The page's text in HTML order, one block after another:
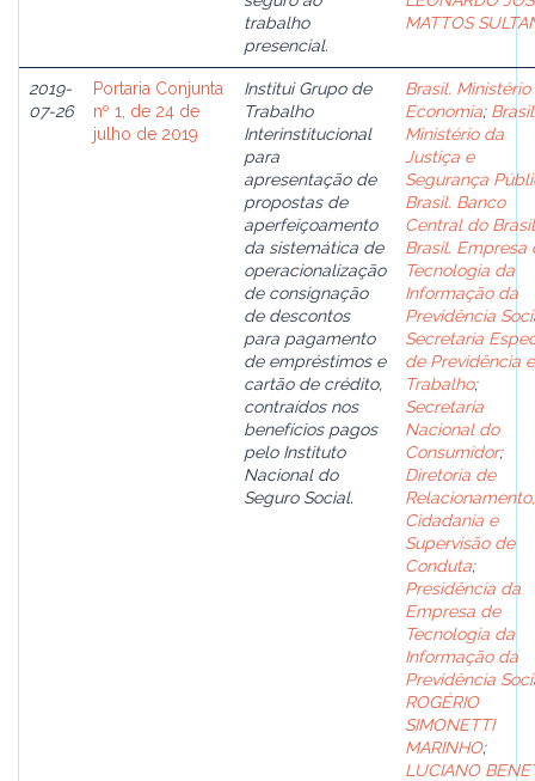
trabalho
presencial.
MATTOS
2019-
07-26
Portaria Conjunta
nº 1, de 24 de
julho de 2019
Institui Grupo de
Trabalho
Interinstitucional
para
apresentação de
propostas de
aperfeiçoamento
da sistemática de
operacionalização
de consignação
de descontos
para pagamento
de empréstimos e
cartão de crédito,
contraídos nos
benefícios pagos
pelo Instituto
Nacional do
Seguro Social.
Brasil. Ministério
Economia;
Ministério da
Justiça e
Segurança
Brasil. Banco
Central do Brasil
Brasil. Empresa
Tecnologia da
Informação da
Previdência
Secretaria
de Previdência e
Trabalho;
Secretaria
Nacional do
Consumidor;
Diretoria de
Relacionamento,
Cidadania e
Supervisão de
Conduta;
Presidência da
Empresa de
Tecnologia da
Informação da
Previdência
ROGÉRIO
SIMONETTI
MARINHO;
LUCIANO